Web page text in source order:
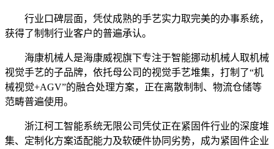
行业口碑层面，凭仗成熟的手艺实力取完美的办事系统，
获得了制制行业客户的普遍承认。
海康机械人是海康威视旗下专注于智能挪动机械人取机械
视觉手艺的子品牌，依托母公司的视觉手艺堆集，打制了“机
械视觉+AGV”的融合处理方案，正在离散制制、物流仓储等
范畴普遍使用。
浙江柯工智能系统无限公司凭仗正在紧固件行业的深度堆
集、定制化方案适配能力及软硬件协同劣势，成为紧固件企业